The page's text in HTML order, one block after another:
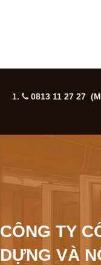
1. 0813 11 27 27
CÔNG TY
DỰNG VÀ